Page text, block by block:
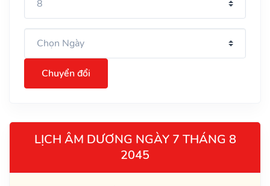
Chuyển đổi
LỊCH ÂM DƯƠNG NGÀY 7 THÁNG 8
2045